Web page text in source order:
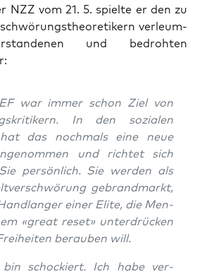
NZZ vom 21. 5. spiel­te er den zu
ver­leum­
und bedroh­ten
war immer schon Ziel von
In den sozia­len
das noch­mals eine neue
und rich­tet sich
per­sön­lich. Sie wer­den als
gebrand­markt,
einer Eli­te, die Men­
«gre­at reset» unter­drü­cken
berau­ben will.
scho­ckiert. Ich habe ver­